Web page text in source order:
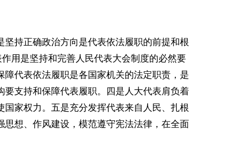
持正确政治方向是代表依法履职的前提和根
用是坚持和完善人民代表大会制度的必然要
代表依法履职是各国家机关的法定职责，是
支持和保障代表履职。四是人大代表肩负着
家权力。五是充分发挥代表来自人民、扎根
想、作风建设，模范遵守宪法法律，在全面